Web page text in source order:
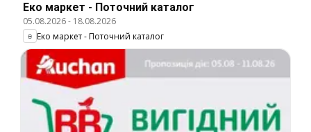
Еко маркет - Поточний каталог
05.08.2026- 18.08.2026
Еко маркет - Поточний каталог